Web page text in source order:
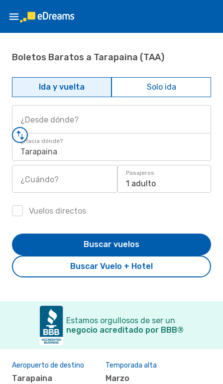
Boletos Baratos a Tarapaina (TAA)
Ida y vuelta Solo ida
¿Desde dónde?
¿Hacia dónde?
Tarapaina
¿Cuándo?
Pasajeros
1 adulto
Vuelos directos
Buscar Vuelo + Hotel
Buscar vuelos
Estamos orgullosos de ser un
negocio acreditado por BBB®
Aeropuerto de destino
Tarapaina
Temporada alta
marzo